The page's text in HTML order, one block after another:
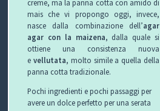
creme, ma la panna cotta con amido di
mais che vi propongo oggi, invece,
nasce dalla combinazione dell’agar
agar con la maizena, dalla quale si
ottiene una consistenza nuova
e vellutata, molto simile a quella della
panna cotta tradizionale.
Pochi ingredienti e pochi passaggi per
avere un dolce perfetto per una serata